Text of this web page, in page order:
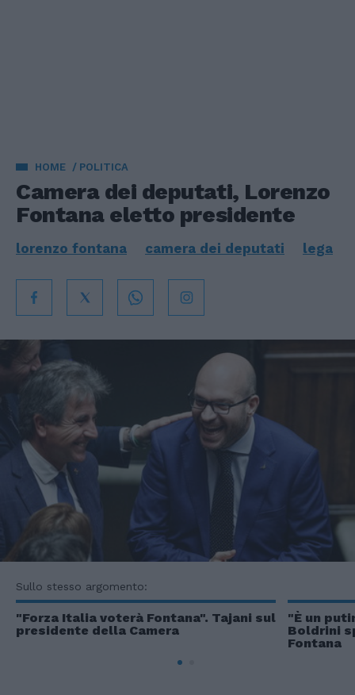
HOME POLITICA
Camera dei deputati, Lorenzo
Fontana eletto presidente
lorenzo fontana camera dei deputati lega
Sullo stesso argomento:
"Forza Italia voterà Fontana". Tajani sul
presidente della Camera
"È un
Boldrini
Fontana